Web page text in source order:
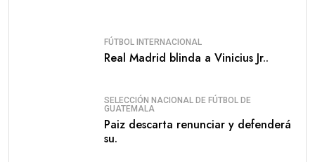
FÚTBOL INTERNACIONAL
Real Madrid blinda a Vinicius Jr..
SELECCIÓN NACIONAL DE FÚTBOL DE
GUATEMALA
Paiz descarta renunciar y defenderá
su.